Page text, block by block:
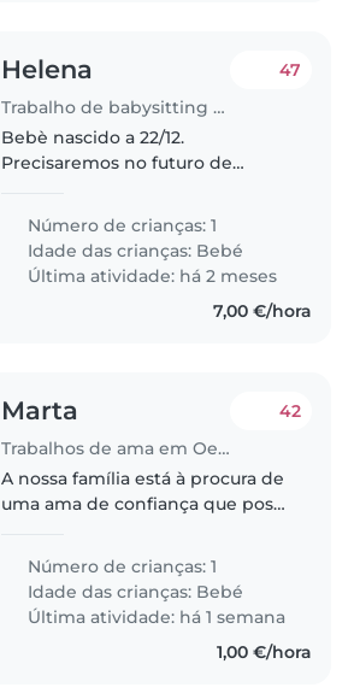
Helena
Trabalho de babysitting em Oeiras
47
Bebè nascido a 22/12.
Precisaremos no futuro de
experiência e capaz também de
lidar com um cão de porte
medio
Número de crianças: 1
Idade das crianças: Bebé
Última atividade: há 2 meses
7,00 €/hora
Marta
Trabalhos de ama em Oeiras
42
A nossa família está à procura de
uma ama de confiança que possa
procura para full time- manhã e
tarde de segunda a sexta,..
Número de crianças: 1
Idade das crianças: Bebé
Última atividade: há 1 semana
1,00 €/hora